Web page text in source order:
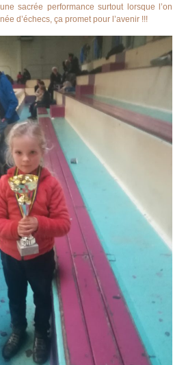
sacrée performance surtout lorsque l’on
d’échecs, ça promet pour l’avenir !!!